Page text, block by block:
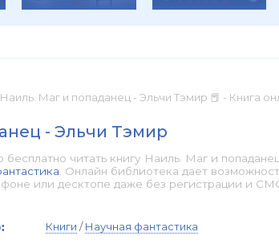
Наиль. Маг и попаданец - Эльчи Тэмир 📕 - Книга
- Эльчи Тэмир
читать книгу Наиль. Маг и
. Онлайн библиотека дает
или десктопе даже без регистрации и
Книги /Научная фантастика